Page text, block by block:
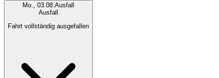
Mo., 03.08. Ausfall
Ausfall
Fahrt vollständig ausgefallen